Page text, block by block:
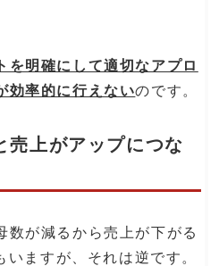
を明確にして適切なアプロ
効率的に行えないのです。
売上がアップにつな
数が減るから売上が下がる
ますが、それは逆です。